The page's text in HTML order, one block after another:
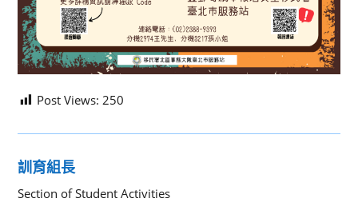
Post Views: 250
訓育組長
Section of Student Activities